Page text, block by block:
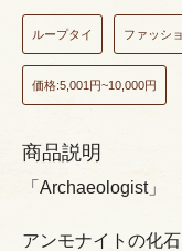
ループタイ ファッシ
価格:5,001円~10,000円
商品説明
「Archaeologist」
アンモナイトの化